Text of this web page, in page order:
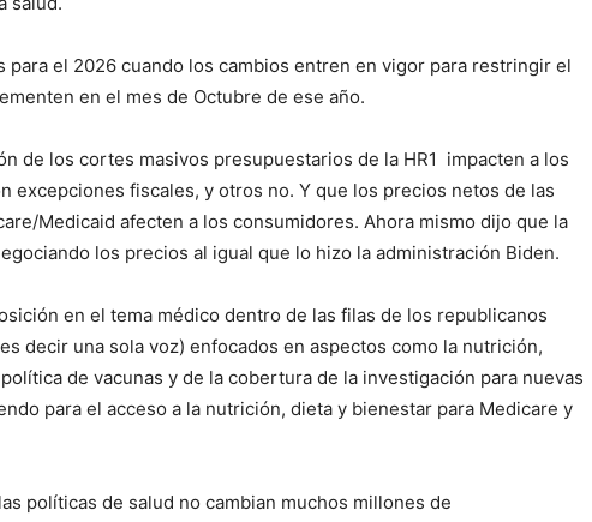
para el 2026 cuando los cambios entren en vigor para restringir el
en el mes de Octubre de ese año.
de los cortes masivos presupuestarios de la HR1 impacten a los
excepciones fiscales, y otros no. Y que los precios netos de las
Medicaid afecten a los consumidores. Ahora mismo dijo que la
los precios al igual que lo hizo la administración Biden.
en el tema médico dentro de las filas de los republicanos
decir una sola voz) enfocados en aspectos como la nutrición,
de vacunas y de la cobertura de la investigación para nuevas
para el acceso a la nutrición, dieta y bienestar para Medicare y
políticas de salud no cambian muchos millones de